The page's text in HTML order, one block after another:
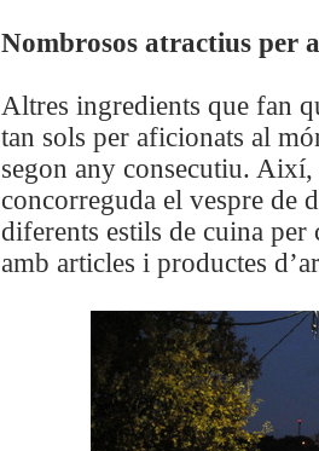
Nombrosos atractius per
Altres ingredients que fan
tan sols per aficionats al
segon any consecutiu.
concorreguda el vespre de
diferents estils de cuina
amb articles i productes